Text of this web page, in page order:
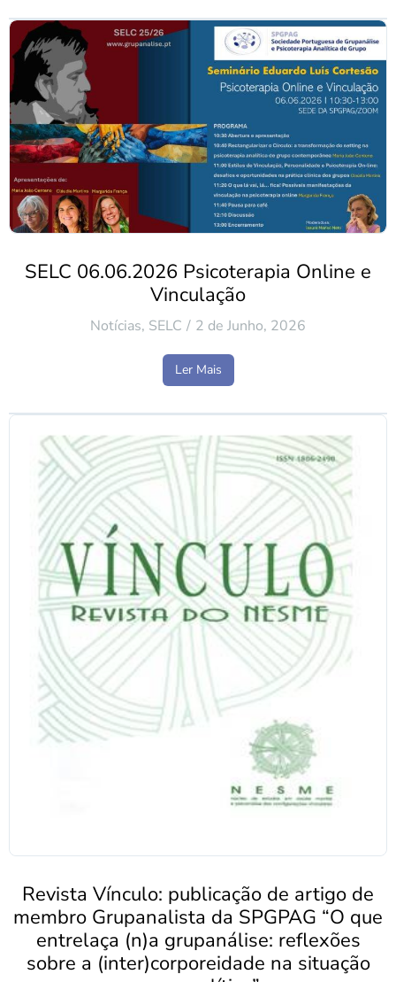
SELC 06.06.2026 Psicoterapia Online e
Vinculação
Notícias, SELC 2 de Junho, 2026
Ler Mais
Revista Vínculo: publicação de artigo de
membro Grupanalista da SPGPAG “O que
entrelaça (n)a grupanálise: reflexões
sobre a (inter)corporeidade na situação